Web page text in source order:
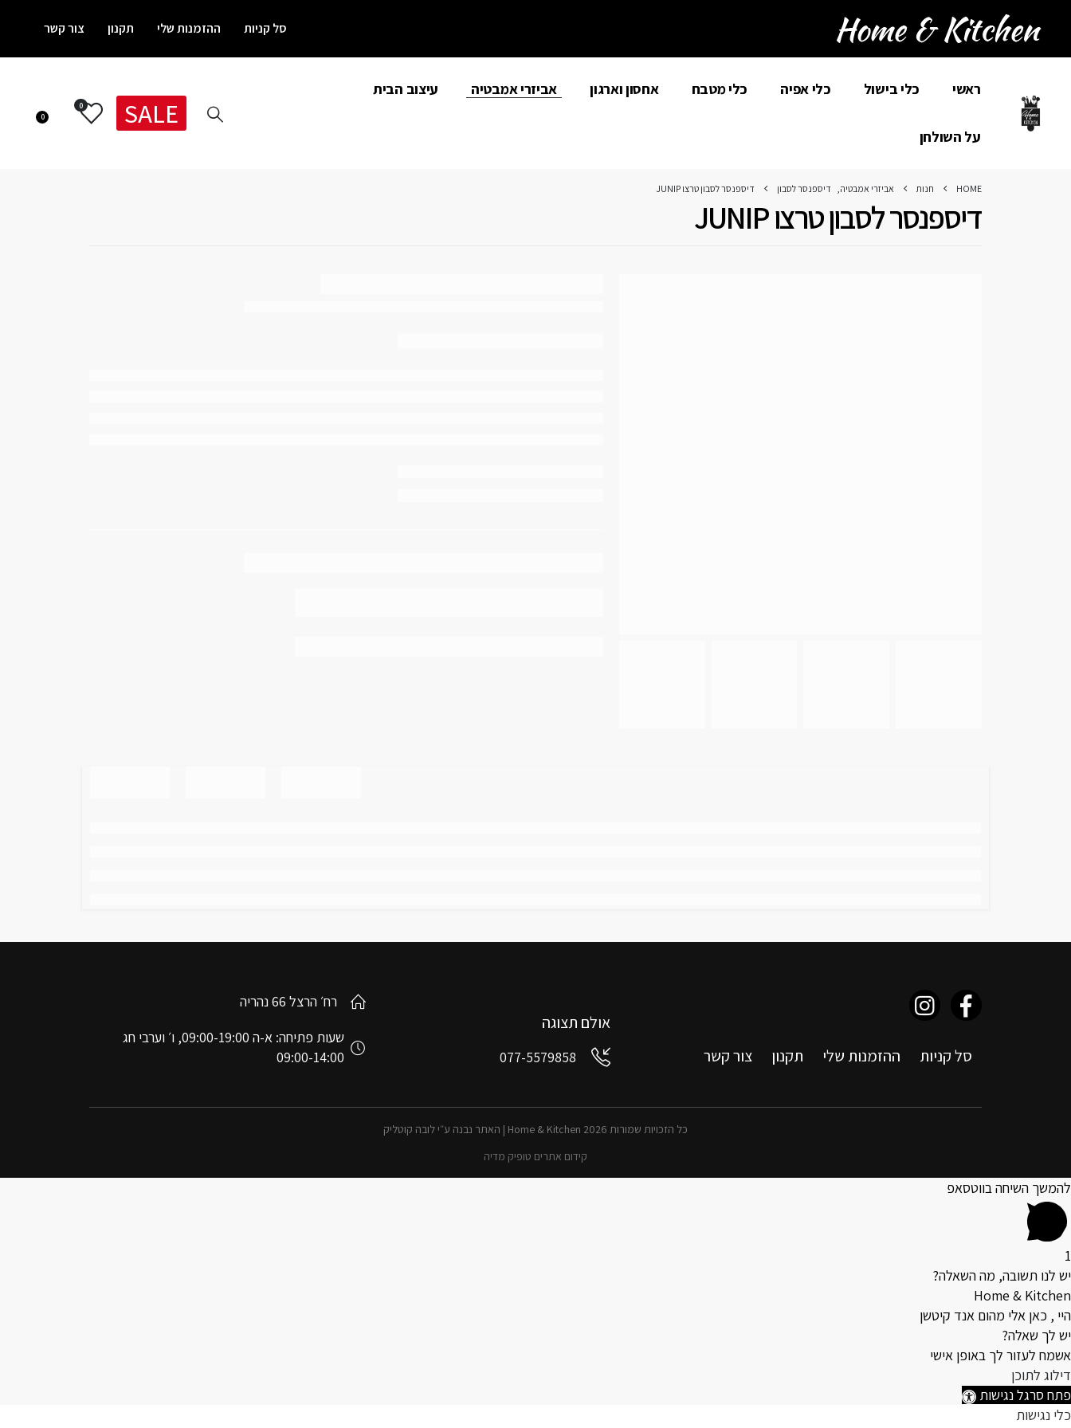
סל קניות ההזמנות שלי תקנון צור קשר
ראשי כלי בישול כלי אפיה כלי מטבח אחסון וארגון אביזרי אמבטיה עיצוב הבית
על השולחן
SALE
0
0
HOME חנות אביזרי אמבטיה, דיספנסר לסבון דיספנסר לסבון טרצו JUNIP
דיספנסר לסבון טרצו JUNIP
סל קניות ההזמנות שלי תקנון צור קשר
אולם תצוגה
077-5579858
רח׳ הרצל 66 נהריה
שעות פתיחה: א-ה 09:00-19:00, ו׳ וערבי חג
09:00-14:00
כל הזכויות שמורות 2026 Home & Kitchen | האתר נבנה ע״י לובה קוטליק
קידום אתרים טופיק מדיה
להמשך השיחה בווטסאפ
1
יש לנו תשובה, מה השאלה?
Home & Kitchen
היי , כאן אלי מהום אנד קיטשן
יש לך שאלה?
אשמח לעזור לך באופן אישי
דילוג לתוכן
פתח סרגל נגישות
כלי נגישות